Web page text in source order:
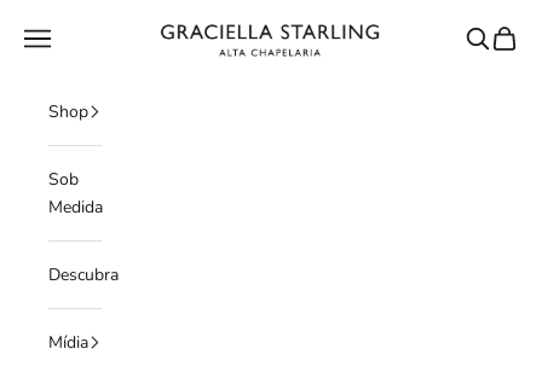
GRACIELLA STARLING
Menu Pesquisar
Shop
Sob
Medida
Descubra
Mídia